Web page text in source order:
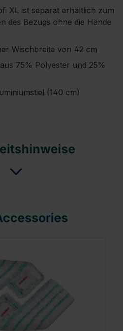
XL ist separat erhältlich zum
des Bezugs ohne die Hände
Wischbreite von 42 cm
75% Polyester und 25%
(140 cm)